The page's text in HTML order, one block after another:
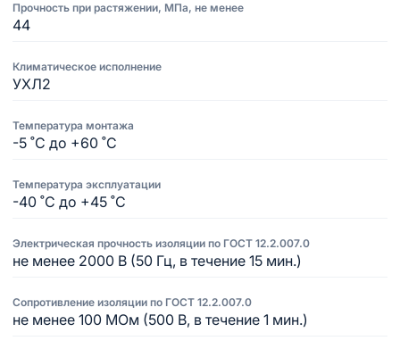
Прочность при растяжении, МПа, не менее
44
Климатическое исполнение
УХЛ2
Температура монтажа
-5 ˚С до +60 ˚С
Температура эксплуатации
-40 ˚С до +45 ˚С
Электрическая прочность изоляции по ГОСТ 12.2.007.0
не менее 2000 В (50 Гц, в течение 15 мин.)
Сопротивление изоляции по ГОСТ 12.2.007.0
не менее 100 МОм (500 В, в течение 1 мин.)